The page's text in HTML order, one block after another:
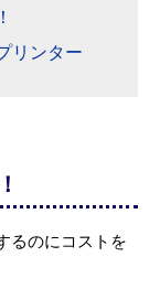
リンター
るのにコストを